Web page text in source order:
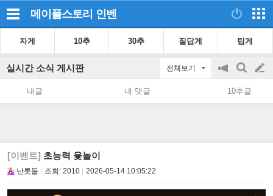
메이플스토리 인벤
자게 10추 30추 질답게 팁게
실시간 소식 게시판 전체보기
공
지
on/off
검
색
글
쓰
내글 내 댓글 10추글
[이벤트] 초능력 윷놀이
난롯돌 조회: 2010 2026-05-14 10:05:22